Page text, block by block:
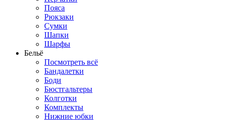
Пояса
Рюкзаки
Сумки
Шапки
Шарфы
Бельё
Посмотреть всё
Бандалетки
Боди
Бюстгальтеры
Колготки
Комплекты
Нижние юбки